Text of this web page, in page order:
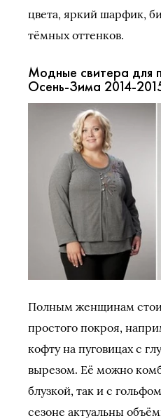
цвета, яркий шарфик,
тёмных оттенков.
Модные свитера для
Осень-Зима 2014-
Полным женщинам
простого покроя,
кофту на пуговицах с
вырезом. Её можно
блузкой, так и с
сезоне актуальны